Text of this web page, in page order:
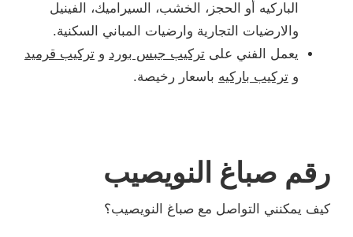
الباركيه أو الحجز، الخشب، السيراميك، الفينيل
والارضيات التجارية وارضيات المباني السكنية.
يعمل الفني على تركيب جبس بورد و تركيب قرميد
و تركيب باركيه باسعار رخيصة.
رقم صباغ النويصيب
كيف يمكنني التواصل مع صباغ النويصيب؟